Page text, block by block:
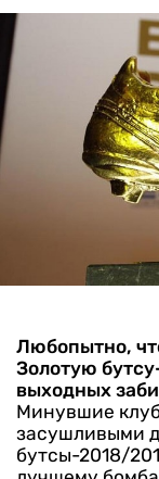
Любопытно,
Золотую
выходных
Минувшие
засушливыми
бутсы-2018/